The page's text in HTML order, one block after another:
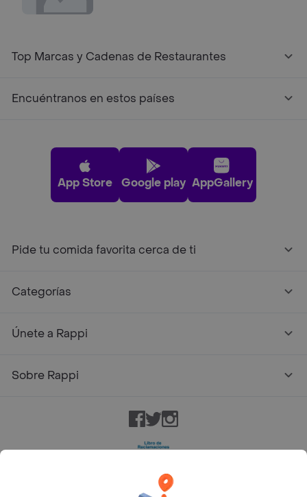
Top Marcas y Cadenas de Restaurantes
Encuéntranos en estos países
App Store Google play AppGallery
Pide tu comida favorita cerca de ti
Categorías
Únete a Rappi
Sobre Rappi
Facebook
TwitterInstagram
Rappi Inc. All rights reserved.